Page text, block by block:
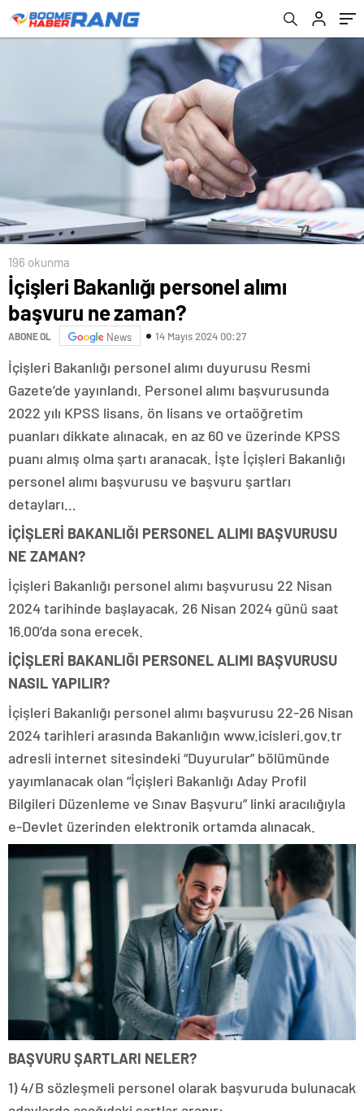
196 okunma
İçişleri Bakanlığı personel alımı
başvuru ne zaman?
ABONE OL News 14 Mayıs 2024 00:27
İçişleri Bakanlığı personel alımı duyurusu Resmi
Gazete’de yayınlandı. Personel alımı başvurusunda
2022 yılı KPSS lisans, ön lisans ve ortaöğretim
puanları dikkate alınacak, en az 60 ve üzerinde KPSS
puanı almış olma şartı aranacak. İşte İçişleri Bakanlığı
personel alımı başvurusu ve başvuru şartları
detayları…
İÇİŞLERİ BAKANLIĞI PERSONEL ALIMI BAŞVURUSU
NE ZAMAN?
İçişleri Bakanlığı personel alımı başvurusu 22 Nisan
2024 tarihinde başlayacak, 26 Nisan 2024 günü saat
16.00’da sona erecek.
İÇİŞLERİ BAKANLIĞI PERSONEL ALIMI BAŞVURUSU
NASIL YAPILIR?
İçişleri Bakanlığı personel alımı başvurusu 22-26 Nisan
2024 tarihleri arasında Bakanlığın www.icisleri.gov.tr
adresli internet sitesindeki “Duyurular” bölümünde
yayımlanacak olan “İçişleri Bakanlığı Aday Profil
Bilgileri Düzenleme ve Sınav Başvuru” linki aracılığıyla
e-Devlet üzerinden elektronik ortamda alınacak.
BAŞVURU ŞARTLARI NELER?
1) 4/B sözleşmeli personel olarak başvuruda bulunacak